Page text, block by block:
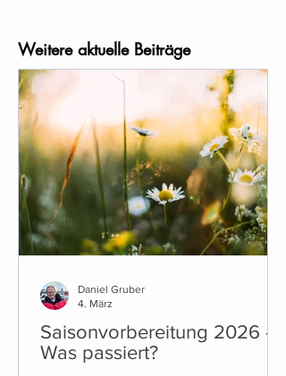
Weitere aktuelle Beiträge
Saisonvorbereitung 2026 -
Was passiert?
Daniel Gruber
4. März